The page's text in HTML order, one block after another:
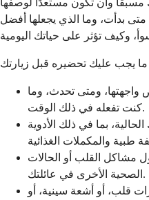
بدأت، وما الذي يجعلها أفضل
ومتى تحدث، وما
كنت تفعله في ذلك الوقت.
بما في ذلك الأدوية
مشاكل القلب أو الحالات
الصحية الأخرى في عائلتك.
قلب، أو أشعة سينية، أو